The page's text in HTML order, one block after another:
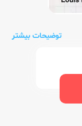
توضیحات بیشتر